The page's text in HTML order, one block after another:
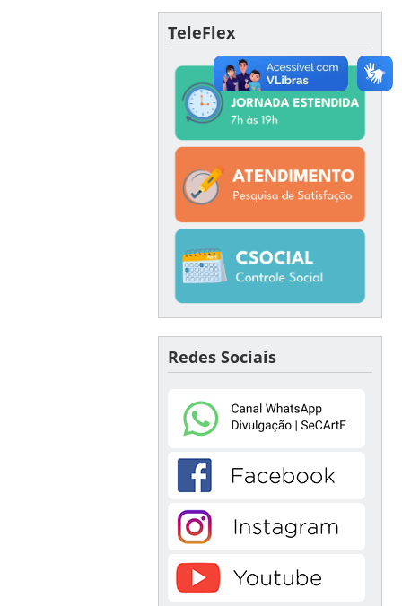
TeleFlex
Redes Sociais